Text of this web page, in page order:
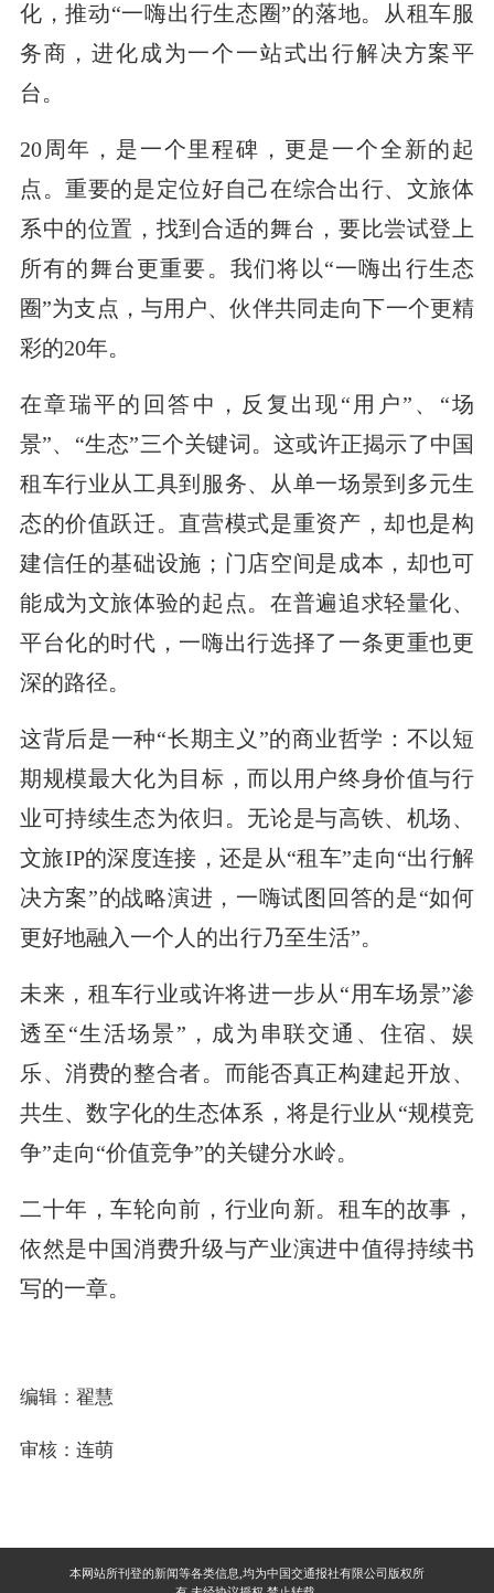
化，推动“一嗨出行生态圈”的落地。从租车服
务商，进化成为一个一站式出行解决方案平
台。
20周年，是一个里程碑，更是一个全新的起
点。重要的是定位好自己在综合出行、文旅体
系中的位置，找到合适的舞台，要比尝试登上
所有的舞台更重要。我们将以“一嗨出行生态
圈”为支点，与用户、伙伴共同走向下一个更精
彩的20年。
在章瑞平的回答中，反复出现“用户”、“场
景”、“生态”三个关键词。这或许正揭示了中国
租车行业从工具到服务、从单一场景到多元生
态的价值跃迁。直营模式是重资产，却也是构
建信任的基础设施；门店空间是成本，却也可
能成为文旅体验的起点。在普遍追求轻量化、
平台化的时代，一嗨出行选择了一条更重也更
深的路径。
这背后是一种“长期主义”的商业哲学：不以短
期规模最大化为目标，而以用户终身价值与行
业可持续生态为依归。无论是与高铁、机场、
文旅IP的深度连接，还是从“租车”走向“出行解
决方案”的战略演进，一嗨试图回答的是“如何
更好地融入一个人的出行乃至生活”。
未来，租车行业或许将进一步从“用车场景”渗
透至“生活场景”，成为串联交通、住宿、娱
乐、消费的整合者。而能否真正构建起开放、
共生、数字化的生态体系，将是行业从“规模竞
争”走向“价值竞争”的关键分水岭。
二十年，车轮向前，行业向新。租车的故事，
依然是中国消费升级与产业演进中值得持续书
写的一章。
编辑：翟慧
审核：连萌
本网站所刊登的新闻等各类信息,均为中国交通报社有限公司版权所